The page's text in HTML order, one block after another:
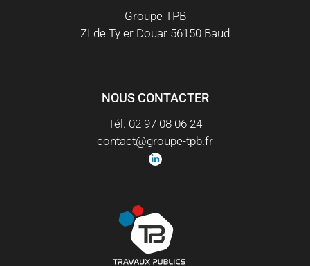
Groupe TPB
ZI de Ty er Douar 56150 Baud
NOUS CONTACTER
Tél. 02 97 08 06 24
contact@groupe-tpb.fr